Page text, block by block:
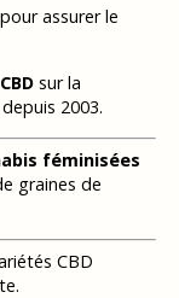
assurer le
CBDsur la
2003.
féminisées
graines de
CBD